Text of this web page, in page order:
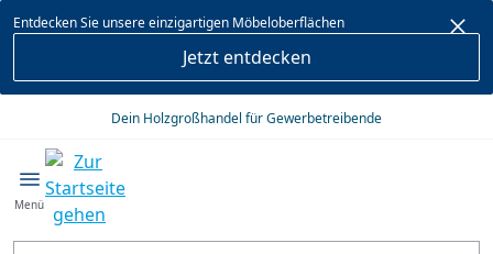
springen
Entdecken Sie unsere einzigartigen Möbeloberflächen
Jetzt entdecken
Dein Holzgroßhandel für Gewerbetreibende
Menü